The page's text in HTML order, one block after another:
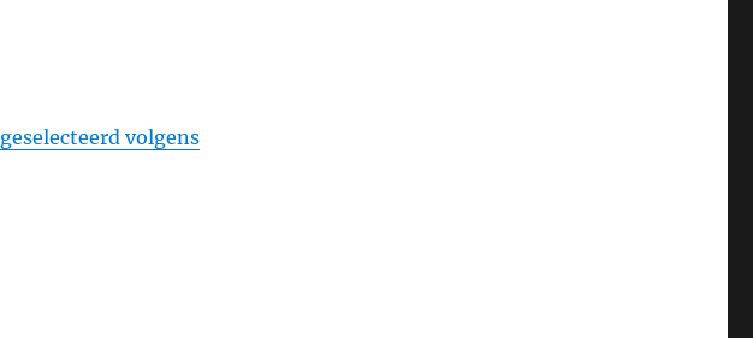
geselecteerd volgens